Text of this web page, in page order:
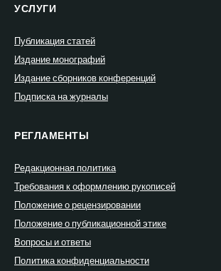
УСЛУГИ
Публикация статей
Издание монографий
Издание сборников конференций
Подписка на журналы
РЕГЛАМЕНТЫ
Редакционная политика
Требования к оформлению рукописей
Положение о рецензировании
Положение о публикационной этике
Вопросы и ответы
Политика конфиденциальности